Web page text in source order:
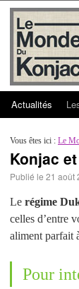
Actualités
Vous êtes ici : Le
Konjac
Publié le 21 août
Le régime
celles d’entre
aliment parfait
Pour